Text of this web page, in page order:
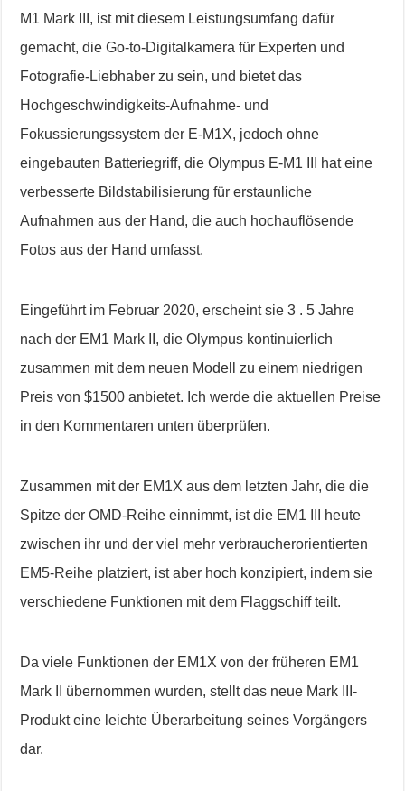
M1 Mark III, ist mit diesem Leistungsumfang dafür
gemacht, die Go-to-Digitalkamera für Experten und
Fotografie-Liebhaber zu sein, und bietet das
Hochgeschwindigkeits-Aufnahme- und
Fokussierungssystem der E-M1X, jedoch ohne
eingebauten Batteriegriff, die Olympus E-M1 III hat eine
verbesserte Bildstabilisierung für erstaunliche
Aufnahmen aus der Hand, die auch hochauflösende
Fotos aus der Hand umfasst.
Eingeführt im Februar 2020, erscheint sie 3 . 5 Jahre
nach der EM1 Mark II, die Olympus kontinuierlich
zusammen mit dem neuen Modell zu einem niedrigen
Preis von $1500 anbietet. Ich werde die aktuellen Preise
in den Kommentaren unten überprüfen.
Zusammen mit der EM1X aus dem letzten Jahr, die die
Spitze der OMD-Reihe einnimmt, ist die EM1 III heute
zwischen ihr und der viel mehr verbraucherorientierten
EM5-Reihe platziert, ist aber hoch konzipiert, indem sie
verschiedene Funktionen mit dem Flaggschiff teilt.
Da viele Funktionen der EM1X von der früheren EM1
Mark II übernommen wurden, stellt das neue Mark III-
Produkt eine leichte Überarbeitung seines Vorgängers
dar.